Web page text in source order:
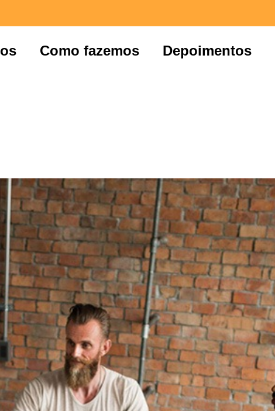
Como fazemos Depoimentos